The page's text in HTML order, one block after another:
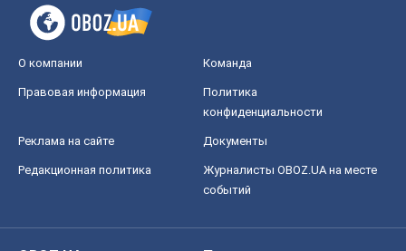
О компании Команда
Правовая информация
Политика
конфиденциальности
Реклама на сайте Документы
Редакционная политика
Журналисты OBOZ.UA на месте
событий